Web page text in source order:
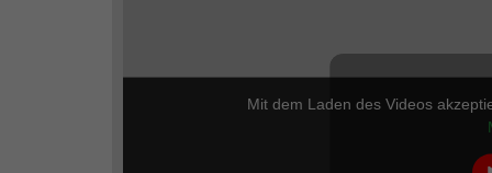
Mit dem Laden des Videos